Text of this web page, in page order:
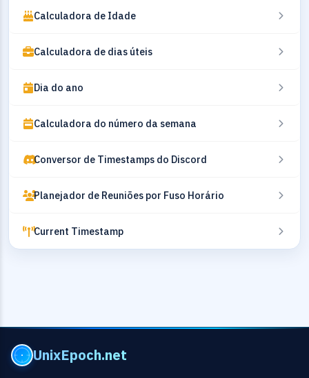
Calculadora de Idade
Calculadora de dias úteis
Dia do ano
Calculadora do número da semana
Conversor de Timestamps do Discord
Planejador de Reuniões por Fuso Horário
Current Timestamp
UnixEpoch.net